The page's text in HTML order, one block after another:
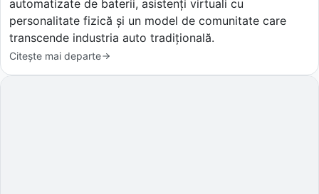
automatizate de baterii, asistenți virtuali cu
personalitate fizică și un model de comunitate care
transcende industria auto tradițională.
Citește mai departe